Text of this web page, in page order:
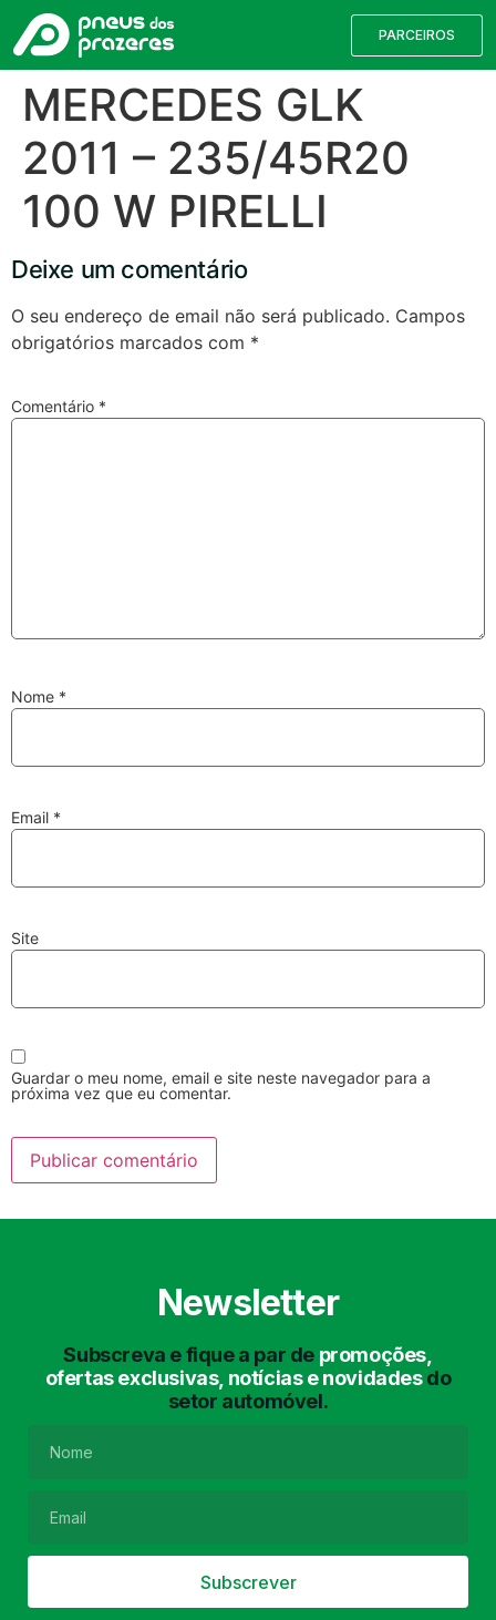
PARCEIROS
MERCEDES GLK
2011 – 235/45R20
100 W PIRELLI
Deixe um comentário
O seu endereço de email não será publicado. Campos
obrigatórios marcados com *
Comentário *
Nome *
Email *
Site
Guardar o meu nome, email e site neste navegador para a
próxima vez que eu comentar.
Newsletter
Subscreva e fique a par de promoções,
ofertas exclusivas, notícias e novidadesdo
setor automóvel.
Subscrever
Encontre o pneu correto para a sua
Válvulas TPMS
Discos e Pastilhas
Amortecedores
Lavagem Manual
Lavagem de Chassis Matrículas
Filtro de Partículas Óleos